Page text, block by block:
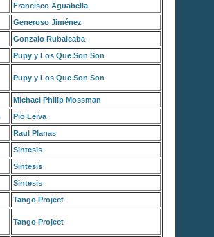
Francisco Aguabella
Generoso Jiménez
Gonzalo Rubalcaba
Pupy y Los Que Son Son
Pupy y Los Que Son Son
Michael Philip Mossman
Pio Leiva
Raul Planas
Sintesis
Sintesis
Sintesis
Tango Project
Tango Project